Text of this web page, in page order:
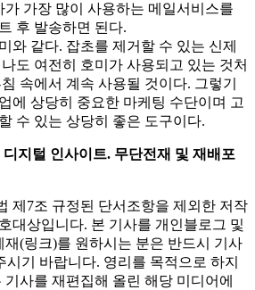
가 가장 많이 사용하는 메일서비스를
후 발송하면 된다.
와 같다. 잡초를 제거할 수 있는 신제
도 여전히 호미가 사용되고 있는 것처
속에서 계속 사용될 것이다. 그렇기
에 상당히 중요한 마케팅 수단이며 고
수 있는 상당히 좋은 도구이다.
지털 인사이트. 무단전재 및 재배포
제7조 규정된 단서조항을 제외한 저작
대상입니다. 본 기사를 개인블로그 및
재(링크)를 원하시는 분은 반드시 기사
시기 바랍니다. 영리를 목적으로 하지
사를 재편집해 올린 해당 미디어에